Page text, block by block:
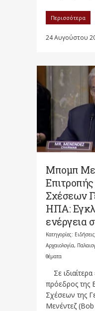
Περισσότερα
24 Αυγούστου
Μπομπ
Σχέσεων
ΗΠΑ:
ενέργεια
Κατηγορίες:
Αρχαιολογία,
θέματα
Σε
πρόεδρος της
Σχέσεων της
Μενέντεζ